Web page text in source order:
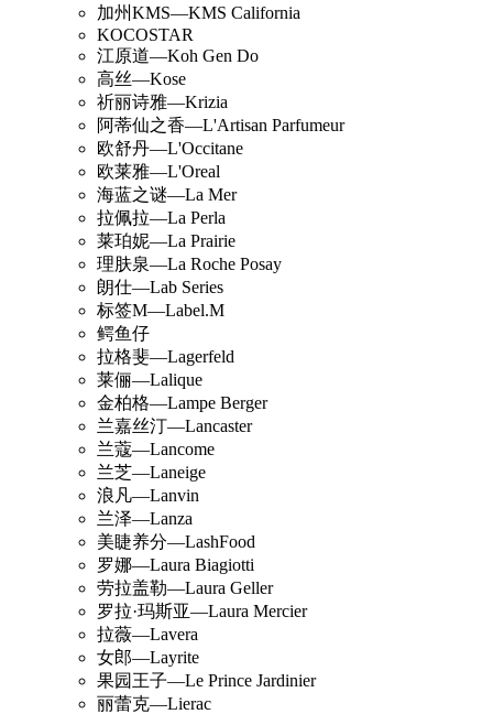
加州KMS—KMS California
KOCOSTAR
江原道—Koh Gen Do
高丝—Kose
祈丽诗雅—Krizia
阿蒂仙之香—L'Artisan Parfumeur
欧舒丹—L'Occitane
欧莱雅—L'Oreal
海蓝之谜—La Mer
拉佩拉—La Perla
莱珀妮—La Prairie
理肤泉—La Roche Posay
朗仕—Lab Series
标签M—Label.M
鳄鱼仔
拉格斐—Lagerfeld
莱俪—Lalique
金柏格—Lampe Berger
兰嘉丝汀—Lancaster
兰蔻—Lancome
兰芝—Laneige
浪凡—Lanvin
兰泽—Lanza
美睫养分—LashFood
罗娜—Laura Biagiotti
劳拉盖勒—Laura Geller
罗拉·玛斯亚—Laura Mercier
拉薇—Lavera
女郎—Layrite
果园王子—Le Prince Jardinier
丽蕾克—Lierac